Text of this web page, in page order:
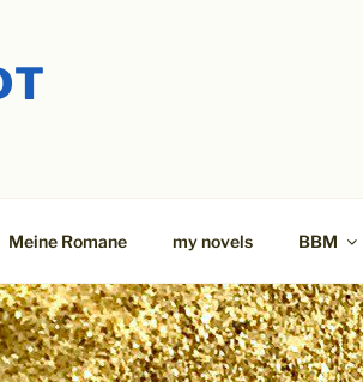
Meine Romane my novels BBM